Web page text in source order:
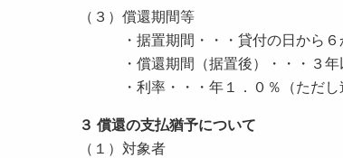
（３）償還期間等
・据置期間・・・貸付の日から６
・償還期間（据置後）・・・３年
・利率・・・年１．０％（ただし連
３ 償還の支払猶予について
（１）対象者